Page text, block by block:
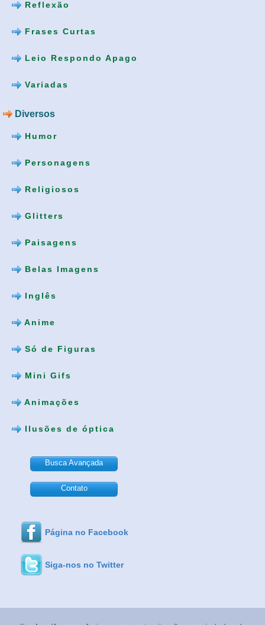
Reflexão
Frases Curtas
Leio Respondo Apago
Variadas
Diversos
Humor
Personagens
Religiosos
Glitters
Paisagens
Belas Imagens
Inglês
Anime
Só de Figuras
Mini Gifs
Animações
Ilusões de óptica
Busca Avançada
Contato
Página no Facebook
Siga-nos no Twitter